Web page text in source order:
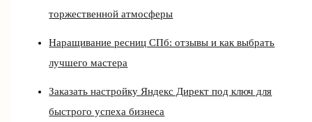
торжественной атмосферы
Наращивание ресниц СПб: отзывы и как выбрать
лучшего мастера
Заказать настройку Яндекс Директ под ключ для
быстрого успеха бизнеса